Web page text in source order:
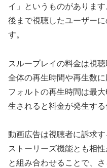
イ」というものがありま
後まで視聴したユーザー
す。
スループレイの料金は視
全体の再生時間や再生数
フォルトの再生時間は最
生されると料金が発生する
動画広告は視聴者に訴求
ストーリーズ機能とも相
と組み合わせることで、